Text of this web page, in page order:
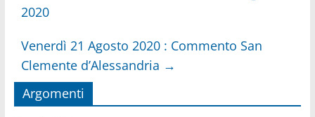
2020
Venerdì 21 Agosto 2020 : Commento San
Clemente d’Alessandria →
Argomenti